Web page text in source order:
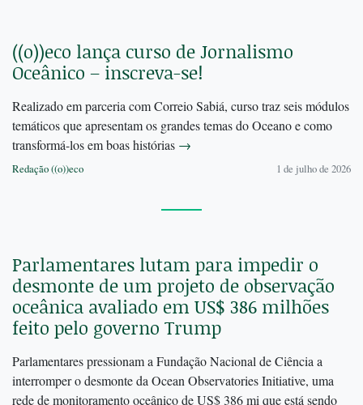
((o))eco lança curso de Jornalismo
Oceânico – inscreva-se!
Realizado em parceria com Correio Sabiá, curso traz seis módulos
temáticos que apresentam os grandes temas do Oceano e como
transformá-los em boas histórias →
Redação ((o))eco 1 de julho de 2026
Parlamentares lutam para impedir o
desmonte de um projeto de observação
oceânica avaliado em US$ 386 milhões
feito pelo governo Trump
Parlamentares pressionam a Fundação Nacional de Ciência a
interromper o desmonte da Ocean Observatories Initiative, uma
rede de monitoramento oceânico de US$ 386 mi que está sendo